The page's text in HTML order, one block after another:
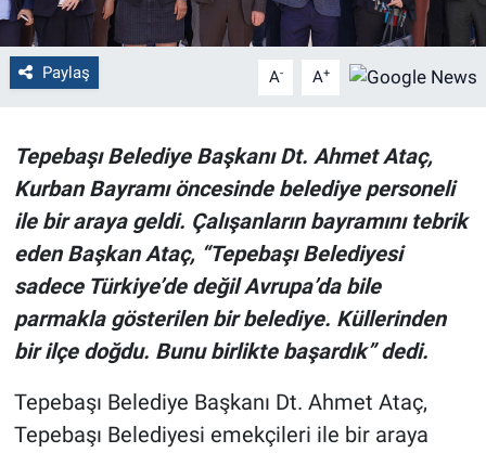
Paylaş A- A+
Tepebaşı Belediye Başkanı Dt. Ahmet Ataç,
Kurban Bayramı öncesinde belediye personeli
ile bir araya geldi. Çalışanların bayramını tebrik
eden Başkan Ataç, “Tepebaşı Belediyesi
sadece Türkiye’de değil Avrupa’da bile
parmakla gösterilen bir belediye. Küllerinden
bir ilçe doğdu. Bunu birlikte başardık” dedi.
Tepebaşı Belediye Başkanı Dt. Ahmet Ataç,
Tepebaşı Belediyesi emekçileri ile bir araya
Kütahya
Gezi
Çevre
Yerel
Magazin
Bilim ve Teknoloji